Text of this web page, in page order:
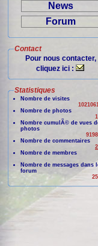
News
Forum
Contact
Pour nous contacter,
cliquez ici :
Statistiques
Nombre de visites
Nombre de photos
Nombre cumulÃ© de vues
photos
Nombre de commentaires
Nombre de membres
Nombre de messages dans
forum